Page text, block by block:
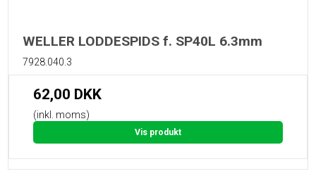
WELLER LODDESPIDS f. SP40L 6.3mm
7928.040.3
62,00 DKK
(inkl. moms)
Vis produkt